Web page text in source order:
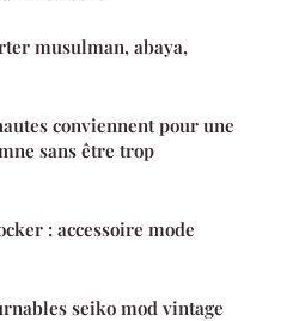
musulman, abaya,
conviennent pour une
sans être trop
: accessoire mode
seiko mod vintage